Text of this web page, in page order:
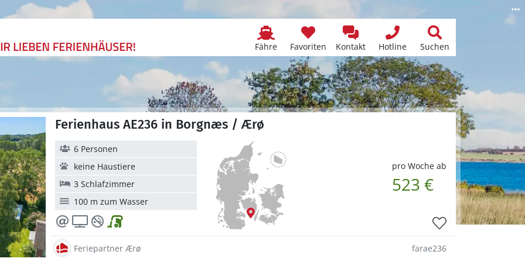
Fähre Favoriten Kontakt Hotline Suchen
Ferienhaus AE236 in Borgnæs / Ærø
pro Woche ab
523 €
6 Personen
keine Haustiere
3 Schlafzimmer
100 m zum Wasser
Feriepartner Ærø farae236